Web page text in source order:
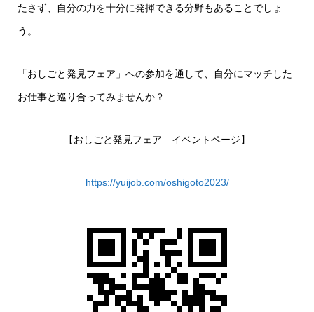
たさず、自分の力を十分に発揮できる分野もあることでしょ
う。
「おしごと発見フェア」への参加を通して、自分にマッチした
お仕事と巡り合ってみませんか？
【おしごと発見フェア イベントページ】
https://yuijob.com/oshigoto2023/